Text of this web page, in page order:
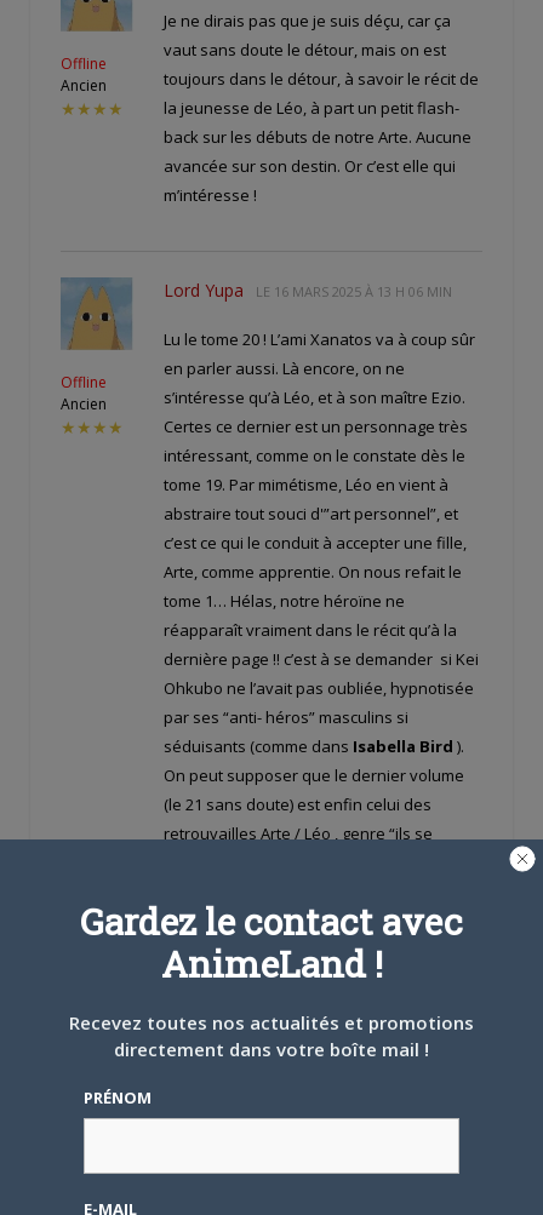
Offline
Ancien
★★★★
Je ne dirais pas que je suis déçu, car ça
vaut sans doute le détour, mais on est
toujours dans le détour, à savoir le récit de
la jeunesse de Léo, à part un petit flash-
back sur les débuts de notre Arte. Aucune
avancée sur son destin. Or c’est elle qui
m’intéresse !
Offline
Ancien
★★★★
Lord Yupa LE 16 MARS 2025 À 13 H 06 MIN
Lu le tome 20 ! L’ami Xanatos va à coup sûr
en parler aussi. Là encore, on ne
s’intéresse qu’à Léo, et à son maître Ezio.
Certes ce dernier est un personnage très
intéressant, comme on le constate dès le
tome 19. Par mimétisme, Léo en vient à
abstraire tout souci d'”art personnel”, et
c’est ce qui le conduit à accepter une fille,
Arte, comme apprentie. On nous refait le
tome 1… Hélas, notre héroïne ne
réapparaît vraiment dans le récit qu’à la
dernière page !! c’est à se demander si Kei
Ohkubo ne l’avait pas oubliée, hypnotisée
par ses “anti- héros” masculins si
séduisants (comme dans Isabella Bird ).
On peut supposer que le dernier volume
(le 21 sans doute) est enfin celui des
retrouvailles Arte / Léo , genre “ils se
Grand maitre
★★★★★
Gardez le contact avec
AnimeLand !
Recevez toutes nos actualités et promotions
directement dans votre boîte mail !
PRÉNOM
E-MAIL